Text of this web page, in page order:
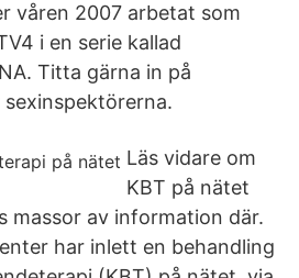
våren 2007 arbetat som
i en serie kallad
Titta gärna in på
Läs vidare om
KBT på nätet
massor av information där.
har inlett en behandling